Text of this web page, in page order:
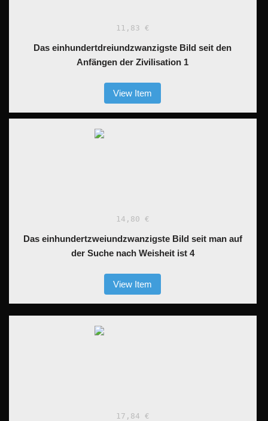
11,83 €
Das einhundertdreiundzwanzigste Bild seit den
Anfängen der Zivilisation 1
View Item
14,80 €
Das einhundertzweiundzwanzigste Bild seit man auf
der Suche nach Weisheit ist 4
View Item
17,84 €